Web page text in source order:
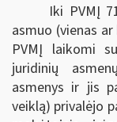
Iki PVMĮ
asmuo (vienas
PVMĮ laikomi
juridinių
asmenys ir jis
veiklą) privalėjo